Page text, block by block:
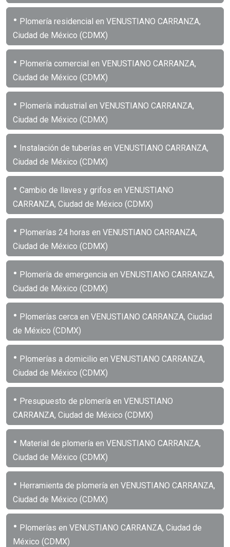
• Plomería residencial en VENUSTIANO CARRANZA,
Ciudad de México (CDMX)
• Plomería comercial en VENUSTIANO CARRANZA,
Ciudad de México (CDMX)
• Plomería industrial en VENUSTIANO CARRANZA,
Ciudad de México (CDMX)
• Instalación de tuberías en VENUSTIANO CARRANZA,
Ciudad de México (CDMX)
• Cambio de llaves y grifos en VENUSTIANO
CARRANZA, Ciudad de México (CDMX)
• Plomerías 24 horas en VENUSTIANO CARRANZA,
Ciudad de México (CDMX)
• Plomería de emergencia en VENUSTIANO CARRANZA,
Ciudad de México (CDMX)
• Plomerías cerca en VENUSTIANO CARRANZA, Ciudad
de México (CDMX)
• Plomerías a domicilio en VENUSTIANO CARRANZA,
Ciudad de México (CDMX)
• Presupuesto de plomería en VENUSTIANO
CARRANZA, Ciudad de México (CDMX)
• Material de plomería en VENUSTIANO CARRANZA,
Ciudad de México (CDMX)
• Herramienta de plomería en VENUSTIANO CARRANZA,
Ciudad de México (CDMX)
• Plomerías en VENUSTIANO CARRANZA, Ciudad de
México (CDMX)